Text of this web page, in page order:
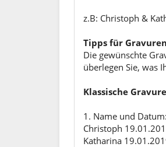
z.B: Christoph &
Tipps für
Die gewünschte
überlegen Sie, was
Klassische
1. Name und Datum:
Christoph
Katharina